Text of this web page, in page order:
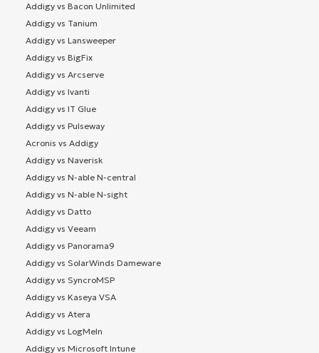
Addigy vs Bacon Unlimited
Addigy vs Tanium
Addigy vs Lansweeper
Addigy vs BigFix
Addigy vs Arcserve
Addigy vs Ivanti
Addigy vs IT Glue
Addigy vs Pulseway
Acronis vs Addigy
Addigy vs Naverisk
Addigy vs N-able N-central
Addigy vs N-able N-sight
Addigy vs Datto
Addigy vs Veeam
Addigy vs Panorama9
Addigy vs SolarWinds Dameware
Addigy vs SyncroMSP
Addigy vs Kaseya VSA
Addigy vs Atera
Addigy vs LogMeIn
Addigy vs Microsoft Intune